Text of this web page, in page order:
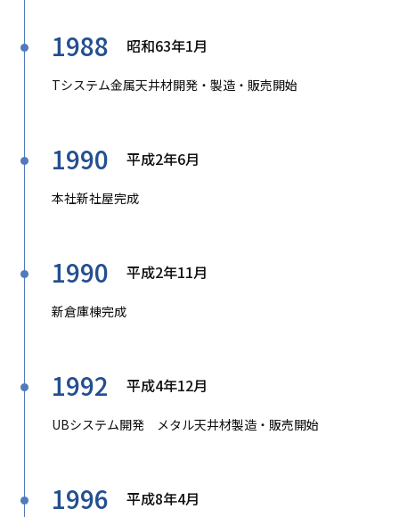
1988 昭和63年1月
Tシステム金属天井材開発・製造・販売開始
1990 平成2年6月
本社新社屋完成
1990 平成2年11月
新倉庫棟完成
1992 平成4年12月
UBシステム開発 メタル天井材製造・販売開始
1996 平成8年4月